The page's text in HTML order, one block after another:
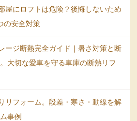
屋にロフトは危険？後悔しないため
の安全対策
ージ断熱完全ガイド｜暑さ対策と断
大切な愛車を守る車庫の断熱リフ
リフォーム。段差・寒さ・動線を解
事例